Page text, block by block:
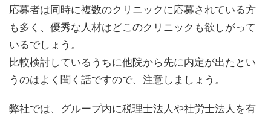
応募者は同時に複数のクリニックに応募されている方
も多く、優秀な人材はどこのクリニックも欲しがって
いるでしょう。
比較検討しているうちに他院から先に内定が出たとい
うのはよく聞く話ですので、注意しましょう。
弊社では、グループ内に税理士法人や社労士法人を有